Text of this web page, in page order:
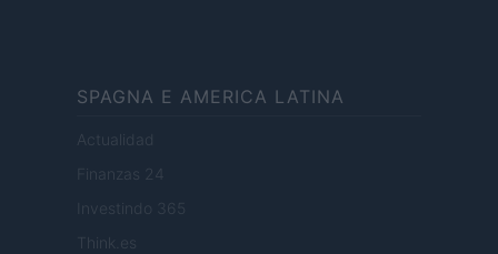
SPAGNA E AMERICA LATINA
Actualidad
Finanzas 24
Investindo 365
Think.es